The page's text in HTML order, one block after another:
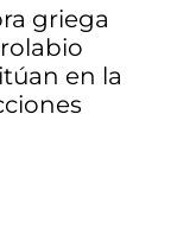
griega
en la